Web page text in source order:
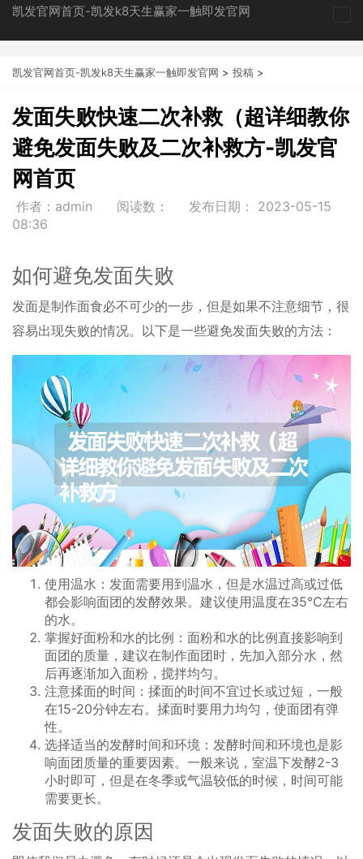
凯发官网首页-凯发k8天生赢家一触即发官网
凯发官网首页-凯发k8天生赢家一触即发官网 > 投稿 >
发面失败快速二次补救（超详细教你
避免发面失败及二次补救方-凯发官
网首页
作者：admin 阅读数： 发布日期： 2023-05-15
08:36
如何避免发面失败
发面是制作面食必不可少的一步，但是如果不注意细节，很
容易出现失败的情况。以下是一些避免发面失败的方法：
使用温水：发面需要用到温水，但是水温过高或过低
都会影响面团的发酵效果。建议使用温度在35℃左右
的水。
掌握好面粉和水的比例：面粉和水的比例直接影响到
面团的质量，建议在制作面团时，先加入部分水，然
后再逐渐加入面粉，搅拌均匀。
注意揉面的时间：揉面的时间不宜过长或过短，一般
在15-20分钟左右。揉面时要用力均匀，使面团有弹
性。
选择适当的发酵时间和环境：发酵时间和环境也是影
响面团质量的重要因素。一般来说，室温下发酵2-3
小时即可，但是在冬季或气温较低的时候，时间可能
需要更长。
发面失败的原因